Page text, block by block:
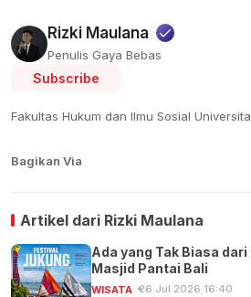
Rizki Maulana
Penulis Gaya Bebas
Subscribe
Fakultas Hukum dan Ilmu Sosial
Bagikan Via
Artikel dari Rizki Maulana
Ada yang Tak Biasa
Masjid Pantai Bali
WISATA 26 Jul 2026 16:40